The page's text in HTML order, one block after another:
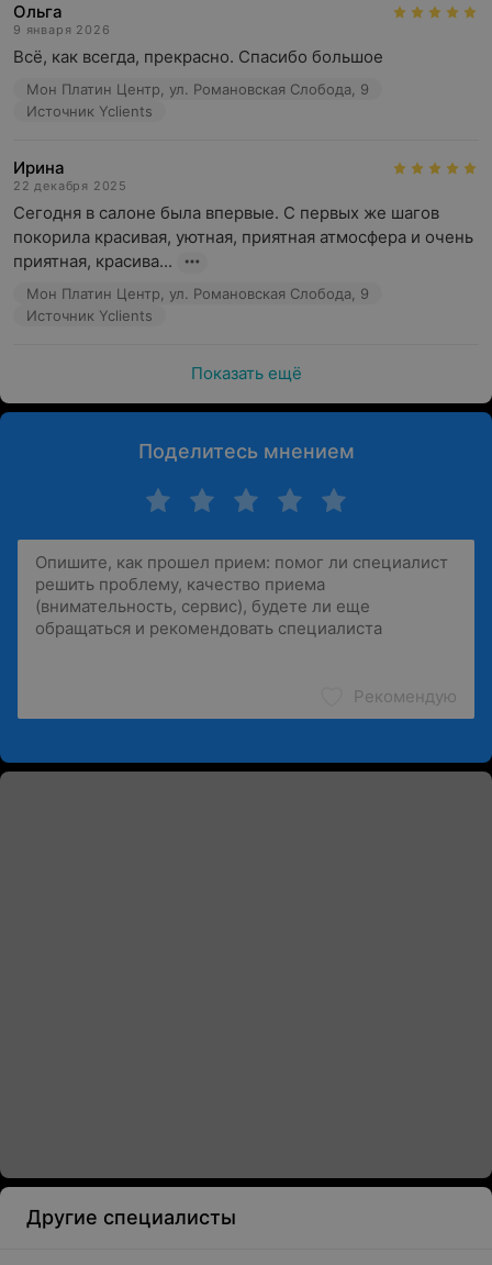
Ольга
9 января 2026
Всё, как всегда, прекрасно. Спасибо большое
Мон Платин Центр, ул. Романовская Слобода, 9
Источник Yclients
Ирина
22 декабря 2025
Сегодня в салоне была впервые. С первых же шагов
покорила красивая, уютная, приятная атмосфера и очень
приятная, красива...
Мон Платин Центр, ул. Романовская Слобода, 9
Источник Yclients
Показать ещё
Поделитесь мнением
Рекомендую
Другие специалисты